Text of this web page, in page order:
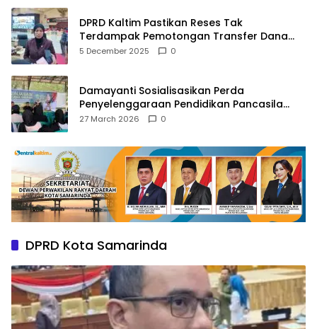
DPRD Kaltim Pastikan Reses Tak
Terdampak Pemotongan Transfer Dana
Pusat
5 December 2025 0
Damayanti Sosialisasikan Perda
Penyelenggaraan Pendidikan Pancasila
dan Wawasan Kebangsaan
27 March 2026 0
DPRD Kota Samarinda